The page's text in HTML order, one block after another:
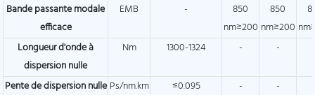
Bande passante modale
efficace
EMB -
850
nm≥200
850
nm≥200
Longueur d'onde à
dispersion nulle
Nm 1300-1324 - -
Pente de dispersion nulle Ps/nm.km ≤0.095 - -